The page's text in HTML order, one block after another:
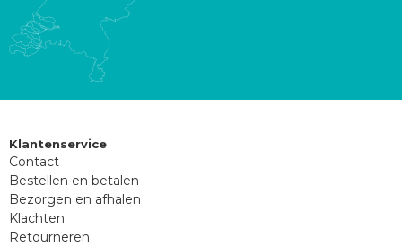
Klantenservice
Contact
Bestellen en betalen
Bezorgen en afhalen
Klachten
Retourneren